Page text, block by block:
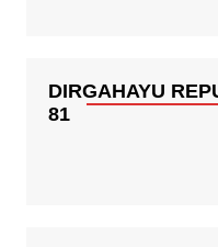
DIRGAHAYU
81